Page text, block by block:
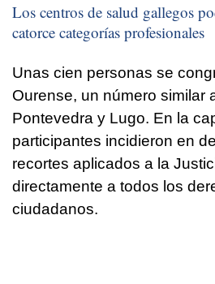
Los centros de salud gallegos
catorce categorías profesionales
Unas cien personas se
Ourense, un número similar
Pontevedra y Lugo. En la
participantes incidieron en
recortes aplicados a la
directamente a todos los
ciudadanos.